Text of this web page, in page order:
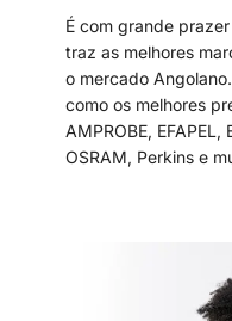
É com grande
traz as melhores
o mercado
como os melhores
AMPROBE, EFAPEL,
OSRAM, Perkins e